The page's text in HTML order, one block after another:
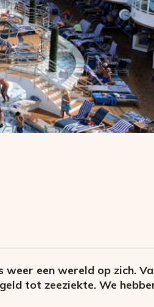
een wereld op zich.
tot zeeziekte. We